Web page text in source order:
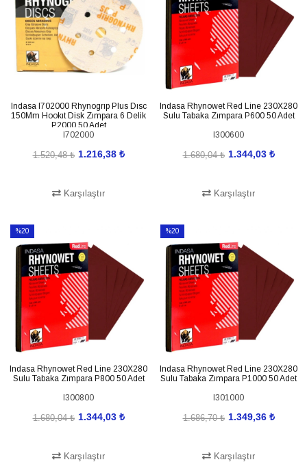
Indasa I702000 Rhynogrıp Plus Dısc
150Mm Hookıt Disk Zımpara 6 Delik
P2000 50 Adet
I702000
1.216,38 ₺
1.520,48 ₺
Karşılaştır
Indasa Rhynowet Red Line 230X280
Sulu Tabaka Zımpara P600 50 Adet
I300600
1.344,03 ₺
1.680,04 ₺
Karşılaştır
%20
İndirim
%20İndirim
Indasa Rhynowet Red Line 230X280
Sulu Tabaka Zımpara P800 50 Adet
I300800
1.344,03 ₺
1.680,04 ₺
Karşılaştır
%20
İndirim
%20İndirim
Indasa Rhynowet Red Line 230X280
Sulu Tabaka Zımpara P1000 50 Adet
I301000
1.349,36 ₺
1.686,70 ₺
Karşılaştır